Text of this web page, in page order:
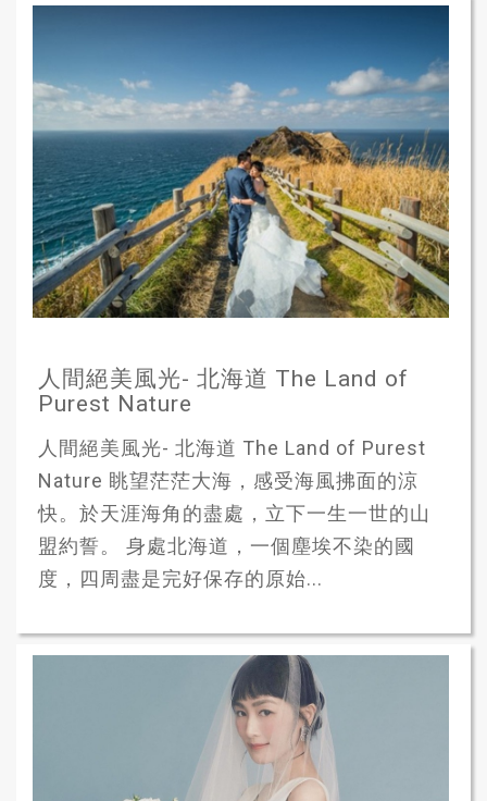
人間絕美風光- 北海道 The Land of
Purest Nature
人間絕美風光- 北海道 The Land of Purest
Nature 眺望茫茫大海，感受海風拂面的涼
快。於天涯海角的盡處，立下一生一世的山
盟約誓。 身處北海道，一個塵埃不染的國
度，四周盡是完好保存的原始...